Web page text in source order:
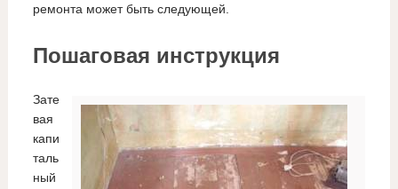
ремонта может быть следующей.
Пошаговая инструкция
Зате
вая
капи
таль
ный